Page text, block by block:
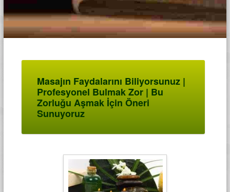
Masajın Faydalarını Biliyorsunuz |
Profesyonel Bulmak Zor | Bu
Zorluğu Aşmak İçin Öneri
Sunuyoruz